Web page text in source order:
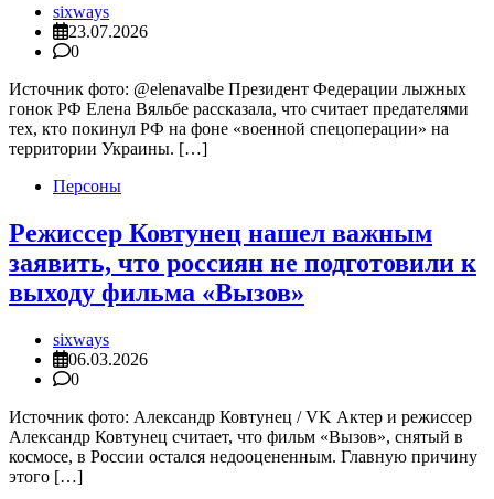
sixways
23.07.2026
0
Источник фото: @elenavalbe Президент Федерации лыжных
гонок РФ Елена Вяльбе рассказала, что считает предателями
тех, кто покинул РФ на фоне «военной спецоперации» на
территории Украины. […]
Персоны
Режиссер Ковтунец нашел важным
заявить, что россиян не подготовили к
выходу фильма «Вызов»
sixways
06.03.2026
0
Источник фото: Александр Ковтунец / VK Актер и режиссер
Александр Ковтунец считает, что фильм «Вызов», снятый в
космосе, в России остался недооцененным. Главную причину
этого […]